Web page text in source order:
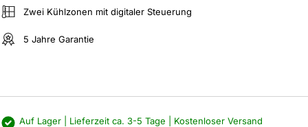
Zwei Kühlzonen mit digitaler Steuerung
5 Jahre Garantie
Auf Lager | Lieferzeit ca. 3-5 Tage | Kostenloser Versand